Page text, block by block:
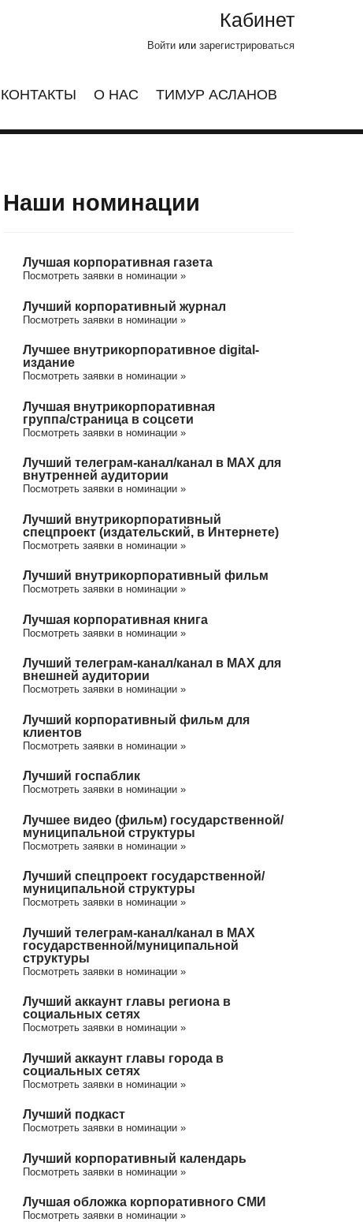
Кабинет
Войти или зарегистрироваться
КОНТАКТЫ О НАС ТИМУР АСЛАНОВ
Наши номинации
Лучшая корпоративная газета
Посмотреть заявки в номинации »
Лучший корпоративный журнал
Посмотреть заявки в номинации »
Лучшее внутрикорпоративное digital-
издание
Посмотреть заявки в номинации »
Лучшая внутрикорпоративная
группа/cтраница в соцсети
Посмотреть заявки в номинации »
Лучший телеграм-канал/канал в МАХ для
внутренней аудитории
Посмотреть заявки в номинации »
Лучший внутрикорпоративный
спецпроект (издательский, в Интернете)
Посмотреть заявки в номинации »
Лучший внутрикорпоративный фильм
Посмотреть заявки в номинации »
Лучшая корпоративная книга
Посмотреть заявки в номинации »
Лучший телеграм-канал/канал в МАХ для
внешней аудитории
Посмотреть заявки в номинации »
Лучший корпоративный фильм для
клиентов
Посмотреть заявки в номинации »
Лучший госпаблик
Посмотреть заявки в номинации »
Лучшее видео (фильм) государственной/
муниципальной структуры
Посмотреть заявки в номинации »
Лучший спецпроект государственной/
муниципальной структуры
Посмотреть заявки в номинации »
Лучший телеграм-канал/канал в МАХ
государственной/муниципальной
структуры
Посмотреть заявки в номинации »
Лучший аккаунт главы региона в
социальных сетях
Посмотреть заявки в номинации »
Лучший аккаунт главы города в
социальных сетях
Посмотреть заявки в номинации »
Лучший подкаст
Посмотреть заявки в номинации »
Лучший корпоративный календарь
Посмотреть заявки в номинации »
Лучшая обложка корпоративного СМИ
Посмотреть заявки в номинации »